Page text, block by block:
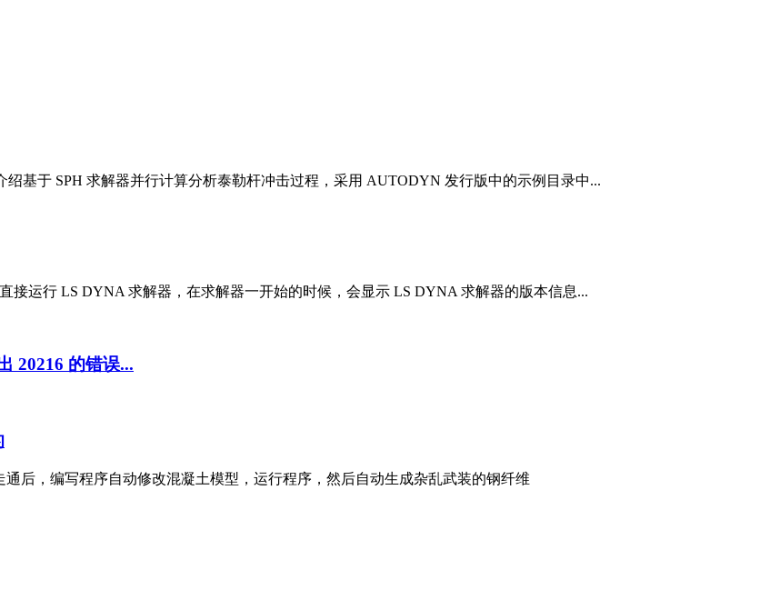
基于 SPH 求解器并行计算分析泰勒杆冲击过程，采用 AUTODYN 发行版中的示例目录中...
接运行 LS DYNA 求解器，在求解器一开始的时候，会显示 LS DYNA 求解器的版本信息...
20216 的错误...
后，编写程序自动修改混凝土模型，运行程序，然后自动生成杂乱武装的钢纤维